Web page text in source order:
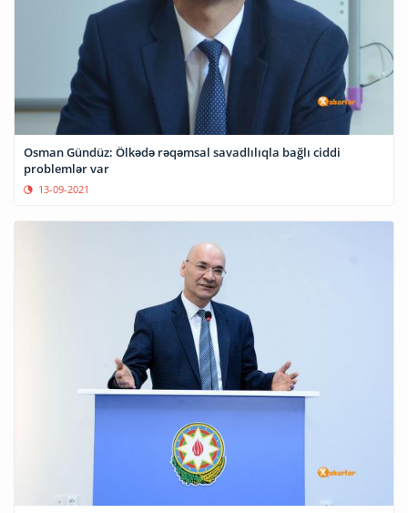
Osman Gündüz: Ölkədə rəqəmsal savadlılıqla bağlı ciddi
problemlər var
13-09-2021